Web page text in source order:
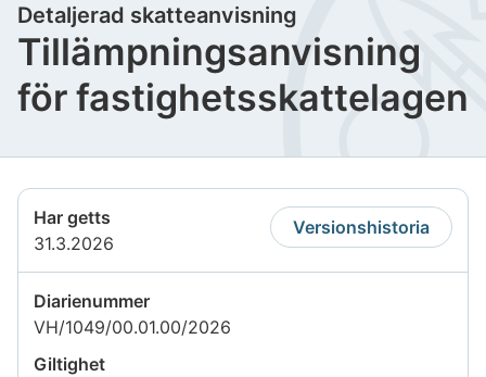
Tillämpningsanvisning
för fastighetsskattelagen
Detaljerad skatteanvisning
Har getts
31.3.2026
Versionshistoria
Diarienummer
VH/1049/00.01.00/2026
Giltighet